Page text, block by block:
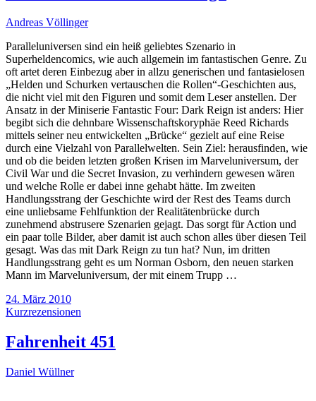
Andreas Völlinger
Paralleluniversen sind ein heiß geliebtes Szenario in
Superheldencomics, wie auch allgemein im fantastischen Genre. Zu
oft artet deren Einbezug aber in allzu generischen und fantasielosen
„Helden und Schurken vertauschen die Rollen“-Geschichten aus,
die nicht viel mit den Figuren und somit dem Leser anstellen. Der
Ansatz in der Miniserie Fantastic Four: Dark Reign ist anders: Hier
begibt sich die dehnbare Wissenschaftskoryphäe Reed Richards
mittels seiner neu entwickelten „Brücke“ gezielt auf eine Reise
durch eine Vielzahl von Parallelwelten. Sein Ziel: herausfinden, wie
und ob die beiden letzten großen Krisen im Marveluniversum, der
Civil War und die Secret Invasion, zu verhindern gewesen wären
und welche Rolle er dabei inne gehabt hätte. Im zweiten
Handlungsstrang der Geschichte wird der Rest des Teams durch
eine unliebsame Fehlfunktion der Realitätenbrücke durch
zunehmend abstrusere Szenarien gejagt. Das sorgt für Action und
ein paar tolle Bilder, aber damit ist auch schon alles über diesen Teil
gesagt. Was das mit Dark Reign zu tun hat? Nun, im dritten
Handlungsstrang geht es um Norman Osborn, den neuen starken
Mann im Marveluniversum, der mit einem Trupp …
24. März 2010
Kurzrezensionen
Fahrenheit 451
Daniel Wüllner